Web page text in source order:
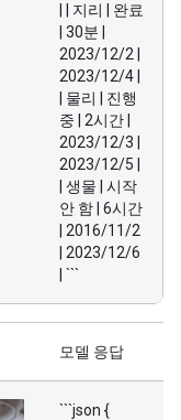
| | 지리 | 완료
| 30분 |
2023/12/2 |
2023/12/4 |
| 물리 | 진행
중 | 2시간 |
2023/12/3 |
2023/12/5 |
| 생물 | 시작
안 함 | 6시간
| 2016/11/2
| 2023/12/6
| ```
모델 응답
```json {